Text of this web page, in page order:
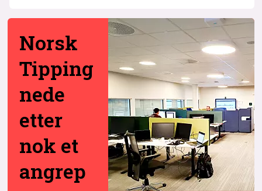
Norsk
Tipping
nede
etter
nok et
angrep